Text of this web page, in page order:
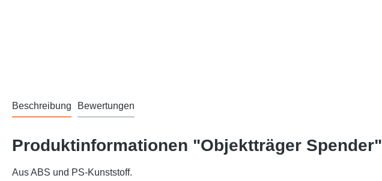
Beschreibung Bewertungen
Produktinformationen "Objektträger Spender"
Aus ABS und PS-Kunststoff.